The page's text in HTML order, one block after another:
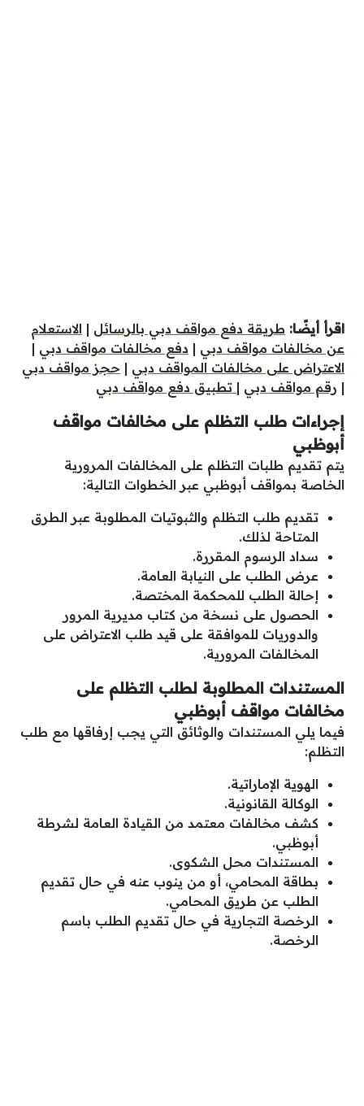
اقرأ أيضًا: طريقة دفع مواقف دبي بالرسائل | الاستعلام
عن مخالفات مواقف دبي | دفع مخالفات مواقف دبي |
الاعتراض على مخالفات المواقف دبي | حجز مواقف دبي
| رقم مواقف دبي | تطبيق دفع مواقف دبي
إجراءات طلب التظلم على مخالفات مواقف
أبوظبي
يتم تقديم طلبات التظلم على المخالفات المرورية
الخاصة بمواقف أبوظبي عبر الخطوات التالية:
تقديم طلب التظلم والثبوتيات المطلوبة عبر الطرق
المتاحة لذلك.
سداد الرسوم المقررة.
عرض الطلب على النيابة العامة.
إحالة الطلب للمحكمة المختصة.
الحصول على نسخة من كتاب مديرية المرور
والدوريات للموافقة على قيد طلب الاعتراض على
المخالفات المرورية.
المستندات المطلوبة لطلب التظلم على
مخالفات مواقف أبوظبي
فيما يلي المستندات والوثائق التي يجب إرفاقها مع طلب
التظلم:
الهوية الإماراتية.
الوكالة القانونية.
كشف مخالفات معتمد من القيادة العامة لشرطة
أبوظبي.
المستندات محل الشكوى.
بطاقة المحامي، أو من ينوب عنه في حال تقديم
الطلب عن طريق المحامي.
الرخصة التجارية في حال تقديم الطلب باسم
الرخصة.